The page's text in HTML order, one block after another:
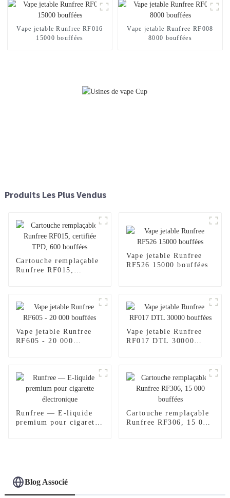
Vape jetable Runfree RF016
15000 bouffées
Vape jetable Runfree RF008
8000 bouffées
Produits Les Plus Vendus
Cartouche remplaçable
Runfree RF015,
Vape jetable Runfree
RF526 15000 bouffées
Vape jetable Runfree
RF605 - 20 000
Vape jetable Runfree
RF017 DTL 30000
Runfree — E-liquide
premium pour cigarette
Cartouche remplaçable
Runfree RF306, 15 000
Blog Associé